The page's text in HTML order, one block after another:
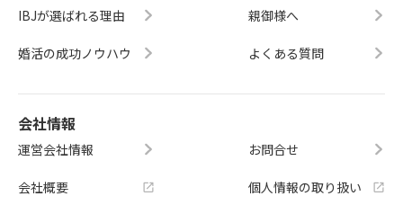
IBJが選ばれる理由
婚活の成功ノウハウ
親御様へ
よくある質問
会社情報
運営会社情報
会社概要
お問合せ
個人情報の取り扱い